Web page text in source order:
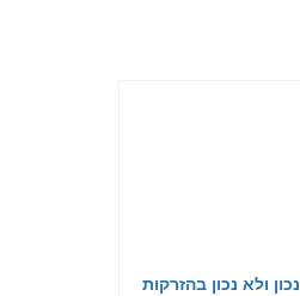
נכון ולא נכון בהזרקות